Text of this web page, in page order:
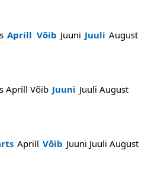
Aprill Võib Juuni Juuli August
Aprill Võib Juuni Juuli August
Aprill Võib Juuni Juuli August